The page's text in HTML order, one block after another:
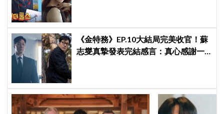
《金特務》EP.10大結局完美收官！蘇
志燮真摯發表完結感言：真心感謝一